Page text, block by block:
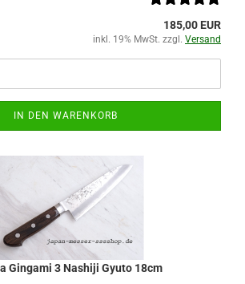
185,00 EUR
inkl. 19% MwSt. zzgl. Versand
IN DEN WARENKORB
Gingami 3 Nashiji Gyuto 18cm